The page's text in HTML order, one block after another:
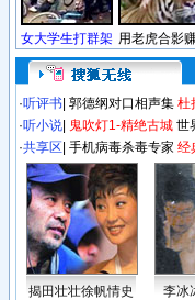
·听评书 郭德纲对口相声集 杜
·听小说 鬼吹灯1-精绝古城 世
·共享区 手机病毒杀毒专家 经
揭田壮壮徐帆情史 李冰